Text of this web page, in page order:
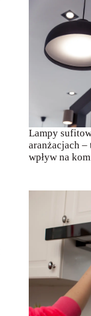
Lampy
aranżacjach
wpływ na